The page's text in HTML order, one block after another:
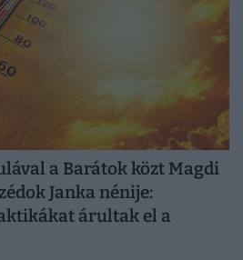
a Barátok közt Magdi
Janka nénije:
árultak el a